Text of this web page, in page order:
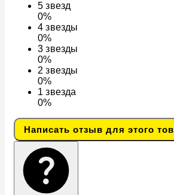
5звезд
0%
4звезды
0%
3звезды
0%
2звезды
0%
1звезда
0%
Написать отзыв для этого